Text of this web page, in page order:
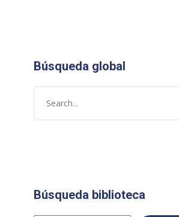
Búsqueda global
Búsqueda biblioteca